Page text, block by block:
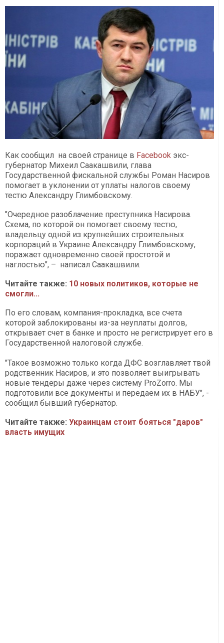
Как сообщил на своей странице в Facebook экс-
губернатор Михеил Саакашвили, глава
Государственной фискальной службы Роман Насиров
помогает в уклонении от уплаты налогов своему
тестю Александру Глимбовскому.
"Очередное разоблачение преступника Насирова.
Схема, по которой он помогает своему тестю,
владельцу одной из крупнейших строительных
корпораций в Украине Александру Глимбовскому,
поражает одновременно своей простотой и
наглостью", – написал Саакашвили.
Читайте также: 10 новых политиков, которые не
смогли...
По его словам, компания-прокладка, все счета
которой заблокированы из-за неуплаты долгов,
открывает счет в банке и просто не регистрирует его в
Государственной налоговой службе.
"Такое возможно только когда ДФС возглавляет твой
родственник Насиров, и это позволяет выигрывать
новые тендеры даже через систему ProZorro. Мы
подготовили все документы и передаем их в НАБУ", -
сообщил бывший губернатор.
Читайте также: Украинцам стоит бояться "даров"
власть имущих